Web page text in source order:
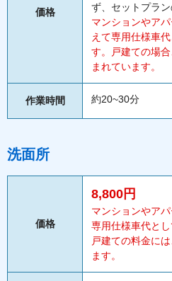
価格
ず、セットプラ
マンションやア
えて専用仕様車
す。戸建ての場
まれています。
作業時間 約20~30分
洗面所
価格
8,800円
マンションやア
専用仕様車代と
戸建ての料金に
ます。